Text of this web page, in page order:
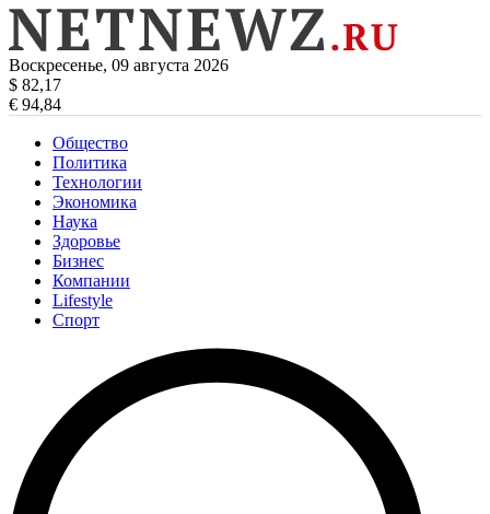
Воскресенье, 09 августа 2026
$ 82,17
€ 94,84
Общество
Политика
Технологии
Экономика
Наука
Здоровье
Бизнес
Компании
Lifestyle
Спорт